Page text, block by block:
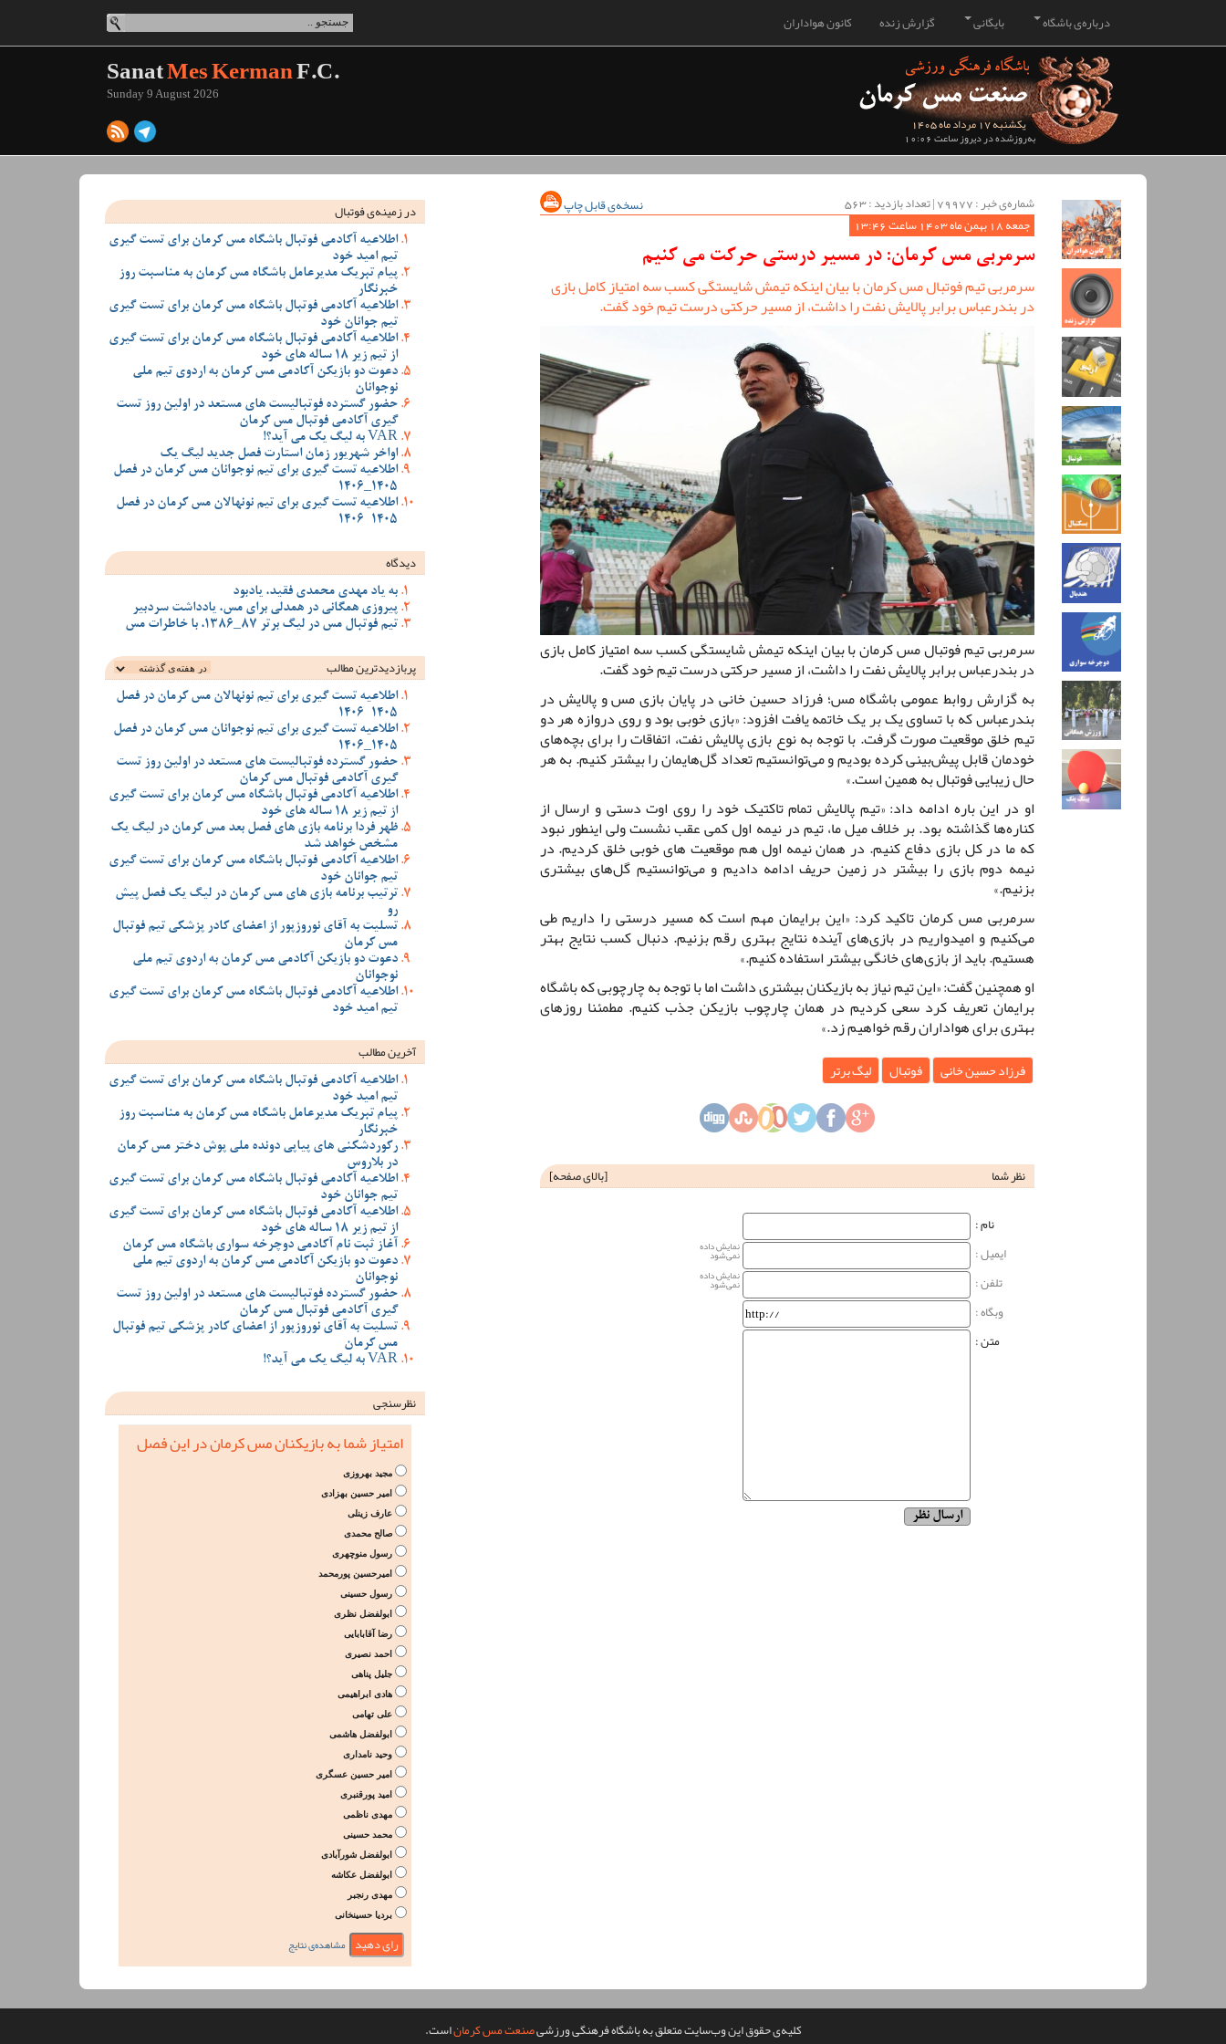
کانون هواداران گزارش زنده بایگانی درباره‌ی باشگاه
یکشنبه 17 مرداد ماه 1405
به‌روزشده در دیروز ساعت 10:06
SanatMes KermanF.C.
Sunday 9 August 2026
شماره‌ی خبر : ‌79977 | تعداد بازدید : 563
نسخه‌ی قابل چاپ
جمعه 18 بهمن ماه 1403 ساعت 13:46
سرمربی مس کرمان: در مسیر درستی حرکت می کنیم
سرمربی تیم فوتبال مس کرمان با بیان اینکه تیمش شایستگی کسب سه امتیاز کامل بازی
در بندرعباس برابر پالایش نفت را داشت، از مسیر حرکتی درست تیم خود گفت.
سرمربی تیم فوتبال مس کرمان با بیان اینکه تیمش شایستگی کسب سه امتیاز کامل بازی
در بندرعباس برابر پالایش نفت را داشت، از مسیر حرکتی درست تیم خود گفت.
به گزارش روابط عمومی باشگاه مس؛ فرزاد حسین خانی در پایان بازی مس و پالایش در
بندرعباس که با تساوی یک بر یک خاتمه یافت افزود: «بازی خوبی بود و روی دروازه هر دو
تیم خلق موقعیت صورت گرفت. با توجه به نوع بازی پالایش نفت، اتفاقات را برای بچه‌های
خودمان قابل پیش‌بینی کرده بودیم و می‌توانستیم تعداد گل‌هایمان را بیشتر کنیم. به هر
حال زیبایی فوتبال به همین است.»
او در این باره ادامه داد: «تیم پالایش تمام تاکتیک خود را روی اوت دستی و ارسال از
کناره‌ها گذاشته بود. بر خلاف میل ما، تیم در نیمه اول کمی عقب نشست ولی اینطور نبود
که ما در کل بازی دفاع کنیم. در همان نیمه اول هم موقعیت های خوبی خلق کردیم. در
نیمه دوم بازی را بیشتر در زمین حریف ادامه دادیم و می‌توانستیم گل‌های بیشتری
بزنیم.»
سرمربی مس کرمان تاکید کرد: «این برایمان مهم است که مسیر درستی را داریم طی
می‌کنیم و امیدواریم در بازی‌های آینده نتایج بهتری رقم بزنیم. دنبال کسب نتایج بهتر
هستیم. باید از بازی‌های خانگی بیشتر استفاده کنیم.»
او همچنین گفت: «این تیم نیاز به بازیکنان بیشتری داشت اما با توجه به چارچوبی که باشگاه
برایمان تعریف کرد سعی کردیم در همان چارچوب بازیکن جذب کنیم. مطمئنا روزهای
بهتری برای هواداران رقم خواهیم زد.»
فرزاد حسین خانی فوتبال لیگ برتر
نظر شما [بالای صفحه]
نام‌ :
ایمیل :
نمایش داده
نمی‌شود
تلفن : نمایش داده
نمی‌شود
وبگاه‌ :
متن :
در زمینه‌ی فوتبال
اطلاعیه آکادمی فوتبال باشگاه مس کرمان برای تست گیری
تیم امید خود
پیام تبریک مدیرعامل باشگاه مس کرمان به مناسبت روز
خبرنگار
اطلاعیه آکادمی فوتبال باشگاه مس کرمان برای تست گیری
تیم جوانان خود
اطلاعیه آکادمی فوتبال باشگاه مس کرمان برای تست گیری
از تیم زیر 18 ساله های خود
دعوت دو بازیکن آکادمی مس کرمان به اردوی تیم ملی
نوجوانان
حضور گسترده فوتبالیست های مستعد در اولین روز تست
گیری آکادمی فوتبال مس کرمان
VAR به لیگ یک می آید؟!
اواخر شهریور زمان استارت فصل جدید لیگ یک
اطلاعیه تست گیری برای تیم نوجوانان مس کرمان در فصل
1405_1406
اطلاعیه تست گیری برای تیم نونهالان مس کرمان در فصل
1405-1406
دیدگاه
به یاد مهدی محمدی فقید، یادبود
پیروزی همگانی در همدلی برای مس، یادداشت سردبیر
تیم فوتبال مس در لیگ برتر 87_1386، با خاطرات مس
پربازدیدترین‌ مطالب
اطلاعیه تست گیری برای تیم نونهالان مس کرمان در فصل
1405-1406
اطلاعیه تست گیری برای تیم نوجوانان مس کرمان در فصل
1405_1406
حضور گسترده فوتبالیست های مستعد در اولین روز تست
گیری آکادمی فوتبال مس کرمان
اطلاعیه آکادمی فوتبال باشگاه مس کرمان برای تست گیری
از تیم زیر 18 ساله های خود
ظهر فردا برنامه بازی های فصل بعد مس کرمان در لیگ یک
مشخص خواهد شد
اطلاعیه آکادمی فوتبال باشگاه مس کرمان برای تست گیری
تیم جوانان خود
ترتیب برنامه بازی های مس کرمان در لیگ یک فصل پیش
رو
تسلیت به آقای نوروزپور از اعضای کادر پزشکی تیم فوتبال
مس کرمان
دعوت دو بازیکن آکادمی مس کرمان به اردوی تیم ملی
نوجوانان
اطلاعیه آکادمی فوتبال باشگاه مس کرمان برای تست گیری
تیم امید خود
آخرین مطالب
اطلاعیه آکادمی فوتبال باشگاه مس کرمان برای تست گیری
تیم امید خود
پیام تبریک مدیرعامل باشگاه مس کرمان به مناسبت روز
خبرنگار
رکوردشکنی های پیاپی دونده ملی پوش دختر مس کرمان
در بلاروس
اطلاعیه آکادمی فوتبال باشگاه مس کرمان برای تست گیری
تیم جوانان خود
اطلاعیه آکادمی فوتبال باشگاه مس کرمان برای تست گیری
از تیم زیر 18 ساله های خود
آغاز ثبت نام آکادمی دوچرخه سواری باشگاه مس کرمان
دعوت دو بازیکن آکادمی مس کرمان به اردوی تیم ملی
نوجوانان
حضور گسترده فوتبالیست های مستعد در اولین روز تست
گیری آکادمی فوتبال مس کرمان
تسلیت به آقای نوروزپور از اعضای کادر پزشکی تیم فوتبال
مس کرمان
VAR به لیگ یک می آید؟!
نظرسنجی
امتیاز شما به بازیکنان مس کرمان در این فصل
مجید بهروزی
امیر حسین بهزادی
عارف زینلی
صالح محمدی
رسول منوچهری
امیرحسین پورمحمد
رسول حسینی
ابولفضل نظری
رضا آقابابایی
احمد نصیری
جلیل پناهی
هادی ابراهیمی
علی تهامی
ابولفضل هاشمی
وحید نامداری
امیر حسین عسگری
امید پورقنبری
مهدی ناظمی
محمد حسینی
ابولفضل شورآبادی
ابولفضل عکاشه
مهدی رنجبر
بردیا حسینخانی
مشاهده‌ی نتایج
کلیه‌ی حقوق این وب‌سایت متعلق به باشگاه فرهنگی ورزشیصنعت مس کرماناست.